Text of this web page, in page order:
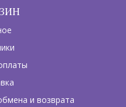
и возврата